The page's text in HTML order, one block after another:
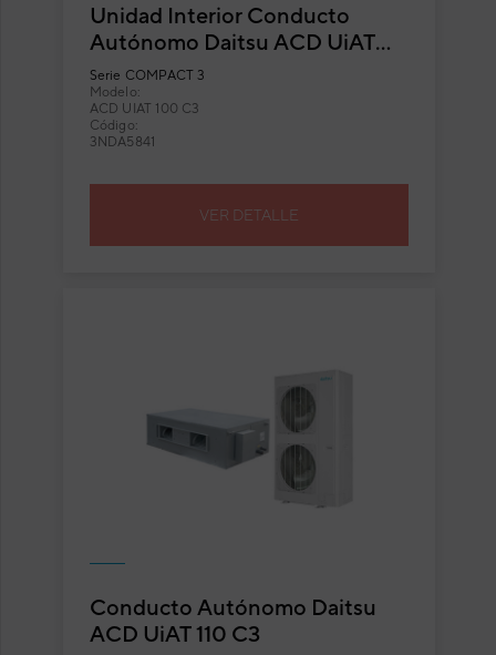
Unidad Interior Conducto
Autónomo Daitsu ACD UiAT
100 C3
Serie COMPACT 3
Modelo:
ACD UIAT 100 C3
Código:
3NDA5841
VER DETALLE
Conducto Autónomo Daitsu
ACD UiAT 110 C3